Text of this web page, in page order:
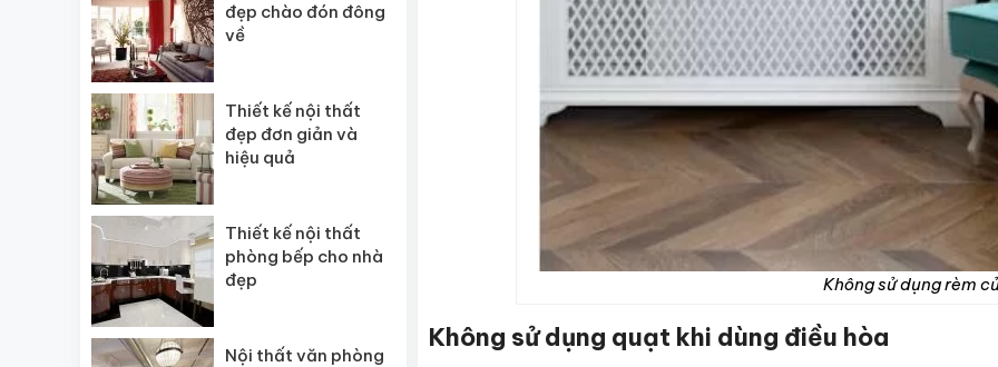
Không sử dụng rèm
Không sử dụng quạt khi dùng điều hòa
đẹp chào đón đông
về
Thiết kế nội thất
đẹp đơn giản và
hiệu quả
Thiết kế nội thất
phòng bếp cho nhà
đẹp
Nội thất văn phòng